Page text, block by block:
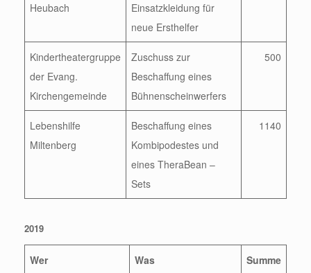
Heubach
Einsatzkleidung für
neue Ersthelfer
Kindertheatergruppe
der Evang.
Kirchengemeinde
Zuschuss zur
Beschaffung eines
Bühnenscheinwerfers
500
Lebenshilfe
Miltenberg
Beschaffung eines
Kombipodestes und
eines TheraBean –
Sets
1140
2019
Wer Was Summe